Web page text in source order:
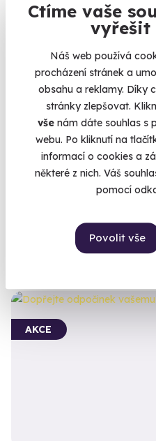
Ctíme vaše
vyřešit
Náš web používá
procházení stránek a
obsahu a reklamy. Díky
stránky zlepšovat.
vše nám dáte souhlas s
webu. Po kliknutí na
informací o cookies a
některé z nich. Váš
pomocí
Povolit vše
Vyhlídkový let -
Poznejte krásy Brna a okolí z
Brno-Tuřany (Brno-město)
5 800 Kč
AKCE